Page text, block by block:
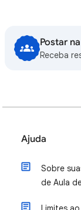
Postar
Receba
Ajuda
Sobre
de Aula